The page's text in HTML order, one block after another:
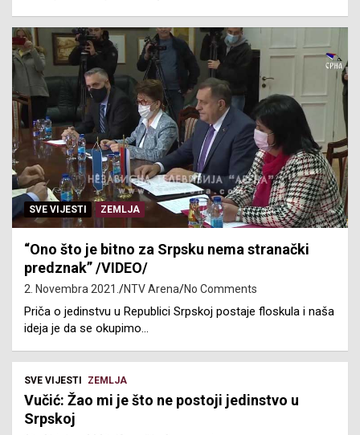
SVE VIJESTI ZEMLJA
“Ono što je bitno za Srpsku nema stranački
predznak” /VIDEO/
2. Novembra 2021. NTV Arena No Comments
Priča o jedinstvu u Republici Srpskoj postaje floskula i naša
ideja je da se okupimo…
SVE VIJESTI ZEMLJA
Vučić: Žao mi je što ne postoji jedinstvo u
Srpskoj